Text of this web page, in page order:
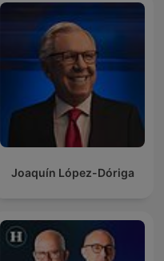
Joaquín López-Dóriga